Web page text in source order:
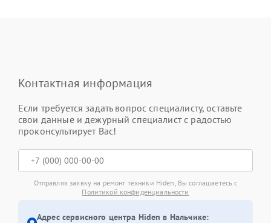
Контактная информация
Если требуется задать вопрос специалисту, оставьте
свои данные и дежурный специалист с радостью
проконсультирует Вас!
Отправляя заявку на ремонт техники Hiden, Вы соглашаетесь с
Политикой конфиденциальности
Адрес сервисного центра Hiden в Нальчике: